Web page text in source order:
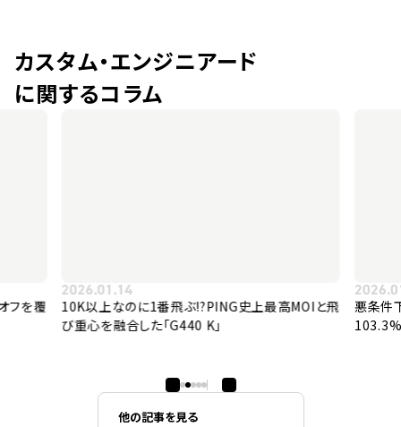
カスタム・エンジニアード
に関するコラム
と飛
2026.01.14
悪条件下（リアルコンディション）でのスピン量
103.3%の衝撃
中空の
他の記事を見る